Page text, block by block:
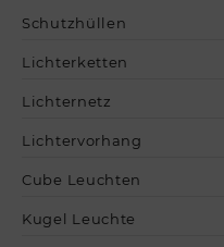
Schutzhüllen
Lichterketten
Lichternetz
Lichtervorhang
Cube Leuchten
Kugel Leuchte